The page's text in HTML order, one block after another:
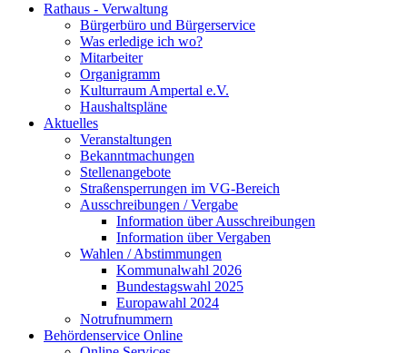
Rathaus - Verwaltung
Bürgerbüro und Bürgerservice
Was erledige ich wo?
Mitarbeiter
Organigramm
Kulturraum Ampertal e.V.
Haushaltspläne
Aktuelles
Veranstaltungen
Bekanntmachungen
Stellenangebote
Straßensperrungen im VG-Bereich
Ausschreibungen / Vergabe
Information über Ausschreibungen
Information über Vergaben
Wahlen / Abstimmungen
Kommunalwahl 2026
Bundestagswahl 2025
Europawahl 2024
Notrufnummern
Behördenservice Online